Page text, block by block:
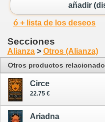
añadir
ó + lista de los deseos
Secciones
Alianza > Otros (Alianza)
Otros productos
Circe
22.75 €
Ariadna